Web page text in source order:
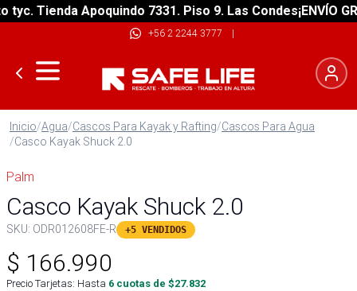
Tienda Apoquindo 7331. Piso 9. Las Condes¡ENVÍO
+56 2 2244 3777 |
Inicio/Agua/Cascos Para Kayak y Rafting/Cascos Para Agua
/Casco Kayak Shuck 2.0
Palm
Casco Kayak Shuck 2.0
SKU: ODR012608FE-R +5 VENDIDOS
$ 166.990
Precio Tarjetas: Hasta 6 cuotas de $27.832